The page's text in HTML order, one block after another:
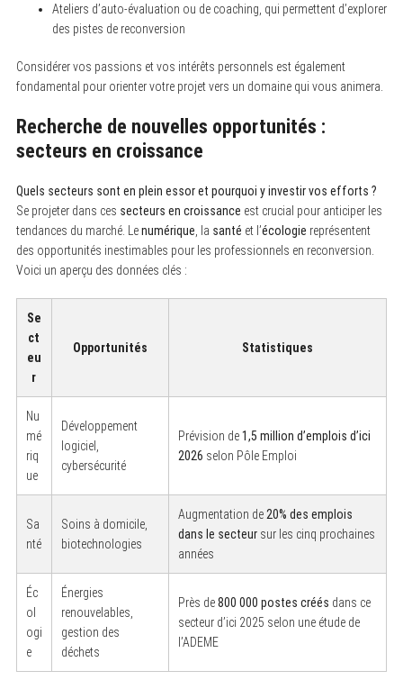
Ateliers d’auto-évaluation ou de coaching, qui permettent d’explorer
des pistes de reconversion
Considérer vos passions et vos intérêts personnels est également
fondamental pour orienter votre projet vers un domaine qui vous animera.
Recherche de nouvelles opportunités :
secteurs en croissance
Quels secteurs sont en plein essor et pourquoi y investir vos efforts ?
Se projeter dans ces secteurs en croissance est crucial pour anticiper les
tendances du marché. Lenumérique , la santé et l’écologie représentent
des opportunités inestimables pour les professionnels en reconversion.
Voici un aperçu des données clés :
Se
ct
eu
r
Opportunités Statistiques
Nu
mé
riq
ue
Développement
logiciel,
cybersécurité
Prévision de1,5 million d’emplois d’ici
2026 selon Pôle Emploi
Sa
nté
Soins à domicile,
biotechnologies
Augmentation de 20% des emplois
dans le secteursur les cinq prochaines
années
Éc
ol
ogi
e
Énergies
renouvelables,
gestion des
déchets
Près de800 000 postes créés dans ce
secteur d’ici 2025 selon une étude de
l’ADEME